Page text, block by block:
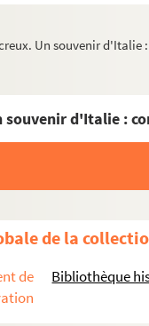
Un souvenir d'Italie
souvenir d'Italie :
de la
de
Bibliothèque